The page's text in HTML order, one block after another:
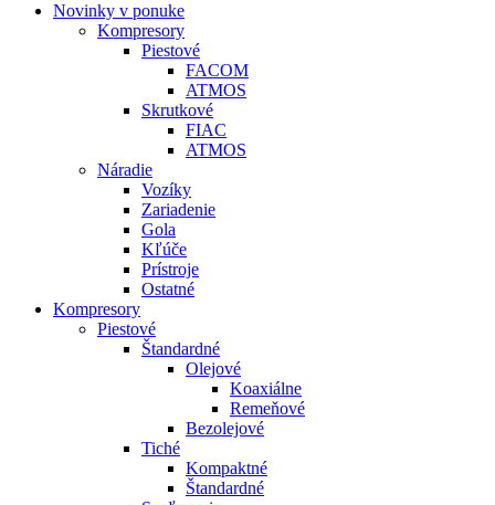
Novinky v ponuke
Kompresory
Piestové
FACOM
ATMOS
Skrutkové
FIAC
ATMOS
Náradie
Vozíky
Zariadenie
Gola
Kľúče
Prístroje
Ostatné
Kompresory
Piestové
Štandardné
Olejové
Koaxiálne
Remeňové
Bezolejové
Tiché
Kompaktné
Štandardné